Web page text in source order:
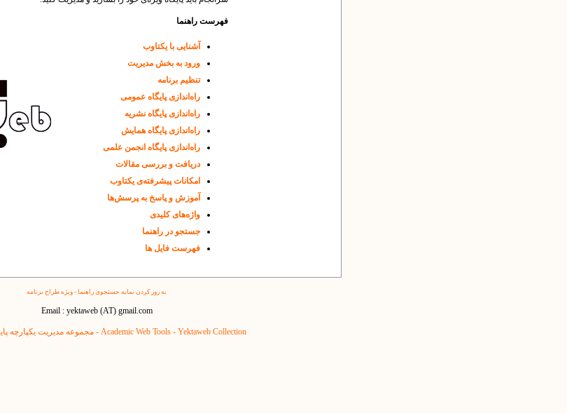
فهرست راهنما
آشنایی با یکتاوب
ورود به بخش مدیریت
تنظیم برنامه
راه‌اندازی پایگاه عمومی
راه‌اندازی پایگاه نشریه
راه‌اندازی پایگاه همایش
راه‌اندازی پایگاه انجمن علمی
دریافت و بررسی مقالات
امکانات پیشرفته‌ی یکتاوب
آموزش و پاسخ به پرسش‌ها
واژه‌های کلیدی
جستجو در راهنما
فهرست فایل ها
به روز کردن نمایه جستجوی راهنما - ویژه طراح برنامه
Email : yektaweb (AT) gmail.com
Academic Web Tools - Yektaweb Collection - مجموعه مدیریت یکپارچه پایگاه‌های اینترنتی